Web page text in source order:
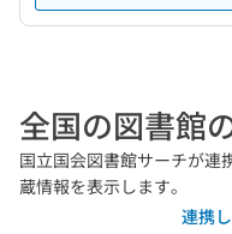
全国の図書館
国立国会図書館サーチが連
蔵情報を表示します。
連携